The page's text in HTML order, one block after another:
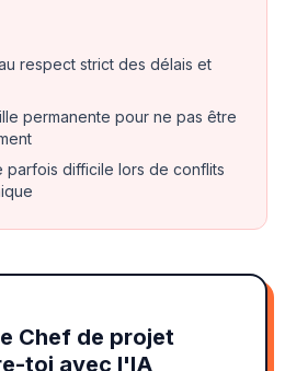
respect strict des délais et
permanente pour ne pas être
parfois difficile lors de conflits
Chef de projet
toi avec l'IA